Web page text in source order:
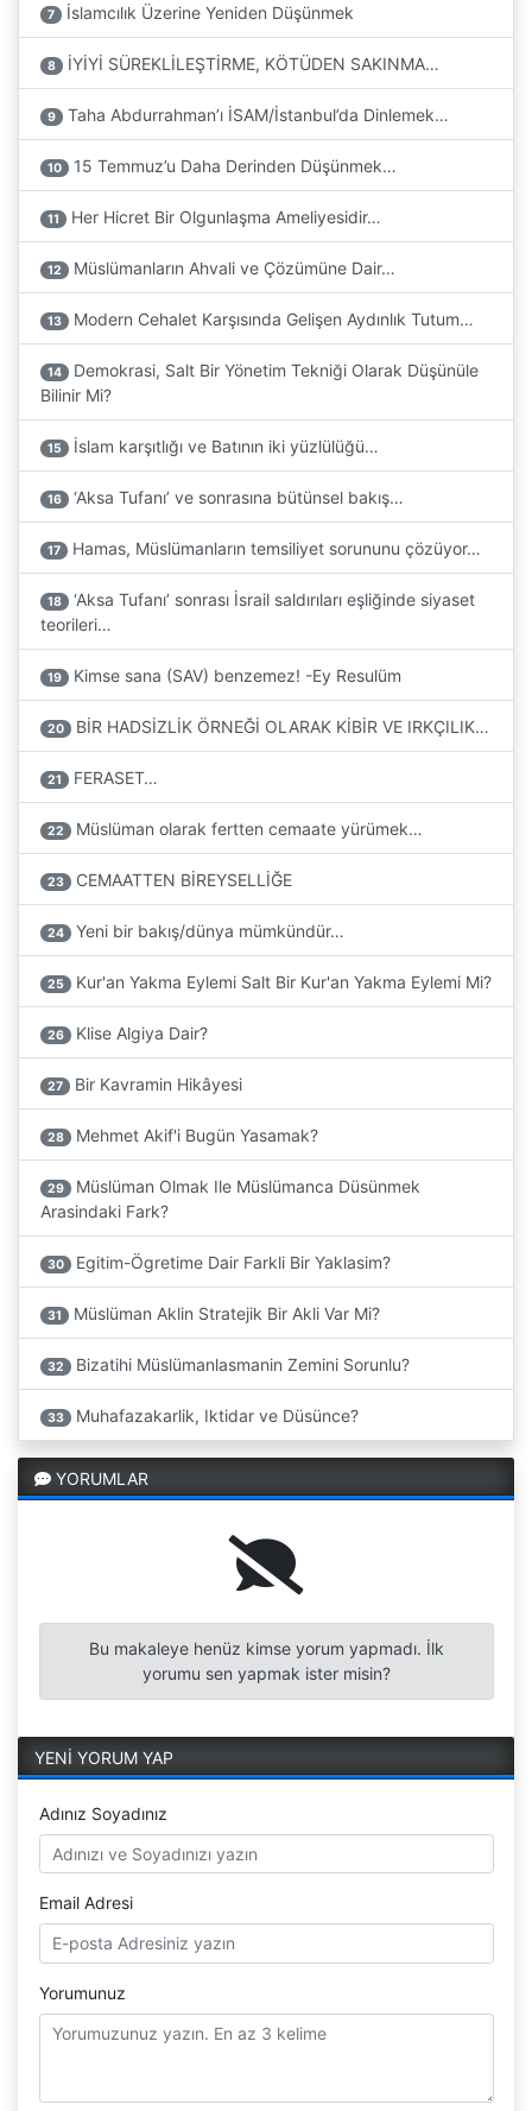
7 İslamcılık Üzerine Yeniden Düşünmek
8 İYİYİ SÜREKLİLEŞTİRME, KÖTÜDEN SAKINMA…
9 Taha Abdurrahman’ı İSAM/İstanbul’da Dinlemek…
10 15 Temmuz’u Daha Derinden Düşünmek…
11 Her Hicret Bir Olgunlaşma Ameliyesidir…
12 Müslümanların Ahvali ve Çözümüne Dair…
13 Modern Cehalet Karşısında Gelişen Aydınlık Tutum…
14
Demokrasi, Salt Bir Yönetim Tekniği Olarak Düşünüle
Bilinir Mi?
15 İslam karşıtlığı ve Batının iki yüzlülüğü…
16 ‘Aksa Tufanı’ ve sonrasına bütünsel bakış…
17 Hamas, Müslümanların temsiliyet sorununu çözüyor…
18
‘Aksa Tufanı’ sonrası İsrail saldırıları eşliğinde siyaset
teorileri…
19 Kimse sana (SAV) benzemez! -Ey Resulüm
20 BİR HADSİZLİK ÖRNEĞİ OLARAK KİBİR VE IRKÇILIK…
21 FERASET…
22 Müslüman olarak fertten cemaate yürümek…
23 CEMAATTEN BİREYSELLİĞE
24 Yeni bir bakış/dünya mümkündür…
25 Kur'an Yakma Eylemi Salt Bir Kur'an Yakma Eylemi Mi?
26 Klise Algiya Dair?
27 Bir Kavramin Hikâyesi
28 Mehmet Akif'i Bugün Yasamak?
29
Müslüman Olmak Ile Müslümanca Düsünmek
Arasindaki Fark?
30 Egitim-Ögretime Dair Farkli Bir Yaklasim?
31 Müslüman Aklin Stratejik Bir Akli Var Mi?
32 Bizatihi Müslümanlasmanin Zemini Sorunlu?
33 Muhafazakarlik, Iktidar ve Düsünce?
YORUMLAR
Bu makaleye henüz kimse yorum yapmadı. İlk
yorumu sen yapmak ister misin?
YENİ YORUM YAP
Adınız Soyadınız
Email Adresi
Yorumunuz